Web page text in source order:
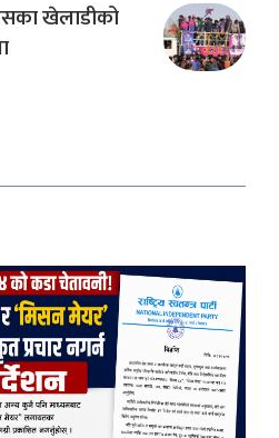
खेलाडीको